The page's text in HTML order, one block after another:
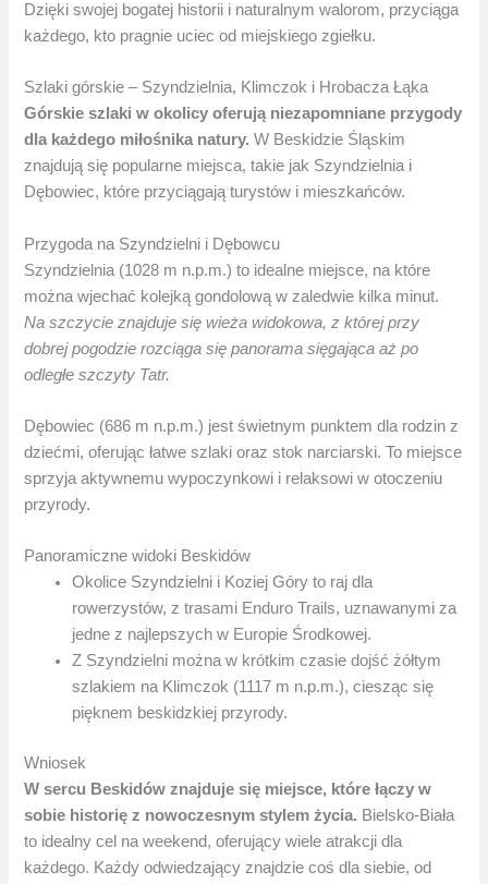
Dzięki swojej bogatej historii i naturalnym walorom, przyciąga
każdego, kto pragnie uciec od miejskiego zgiełku.
Szlaki górskie – Szyndzielnia, Klimczok i Hrobacza Łąka
Górskie szlaki w okolicy oferują niezapomniane przygody
dla każdego miłośnika natury. W Beskidzie Śląskim
znajdują się popularne miejsca, takie jak Szyndzielnia i
Dębowiec, które przyciągają turystów i mieszkańców.
Przygoda na Szyndzielni i Dębowcu
Szyndzielnia (1028 m n.p.m.) to idealne miejsce, na które
można wjechać kolejką gondolową w zaledwie kilka minut.
Na szczycie znajduje się wieża widokowa, z której przy
dobrej pogodzie rozciąga się panorama sięgająca aż po
odległe szczyty Tatr.
Dębowiec (686 m n.p.m.) jest świetnym punktem dla rodzin z
dziećmi, oferując łatwe szlaki oraz stok narciarski. To miejsce
sprzyja aktywnemu wypoczynkowi i relaksowi w otoczeniu
przyrody.
Panoramiczne widoki Beskidów
Okolice Szyndzielni i Koziej Góry to raj dla
rowerzystów, z trasami Enduro Trails, uznawanymi za
jedne z najlepszych w Europie Środkowej.
Z Szyndzielni można w krótkim czasie dojść żółtym
szlakiem na Klimczok (1117 m n.p.m.), ciesząc się
pięknem beskidzkiej przyrody.
Wniosek
W sercu Beskidów znajduje się miejsce, które łączy w
sobie historię z nowoczesnym stylem życia. Bielsko-Biała
to idealny cel na weekend, oferujący wiele atrakcji dla
każdego. Każdy odwiedzający znajdzie coś dla siebie, od